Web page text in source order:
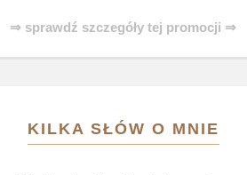
⇒ sprawdź szczegóły tej promocji ⇒
KILKA SŁÓW O MNIE